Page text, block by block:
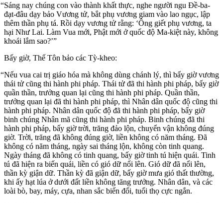
“Sáng nay chúng con vào thành khất thực, nghe người ngu Đề-ba-
đạt-đâu dạy bảo Vương tử, bắt phụ vương giam vào lao ngục, lập
thêm thần phụ tá. Rồi dạy vương tử rằng: ‘Ông giết phụ vương, ta
hại Như Lai. Làm Vua mới, Phật mới ở quốc độ Ma-kiệt này, không
khoái lắm sao?’”
Bấy giờ, Thế Tôn bảo các Tỳ-kheo:
“Nếu vua cai trị giáo hóa mà không dùng chánh lý, thì bấy giờ vương
thái tử cũng thi hành phi pháp. Thái tử đã thi hành phi pháp, bấy giờ
quần thần, trưởng quan lại cũng thi hành phi pháp. Quần thần,
trưởng quan lại đã thi hành phi pháp, thì Nhân dân quốc độ cũng thi
hành phi pháp. Nhân dân quốc độ đã thi hành phi pháp, bấy giờ
binh chúng Nhân mã cũng thi hành phi pháp. Binh chúng đã thi
hành phi pháp, bấy giờ trời, trăng đảo lộn, chuyển vận không đúng
giờ. Trời, trăng đã không đúng giờ, liền không có năm tháng. Đã
không có năm tháng, ngày sai tháng lộn, không còn tinh quang.
Ngày tháng đã không có tinh quang, bấy giờ tinh tú hiện quái. Tinh
tú đã hiện ra biến quái, liền có gió dữ nổi lên. Gió dữ đã nổi lên,
thần kỳ giận dữ. Thần kỳ đã giận dữ, bấy giờ mưa gió thất thường,
khi ấy hạt lúa ở dưới đất liền không tăng trưởng. Nhân dân, và các
loài bò, bay, máy, cựa, nhan sắc biến đổi, tuổi thọ cực ngắn.